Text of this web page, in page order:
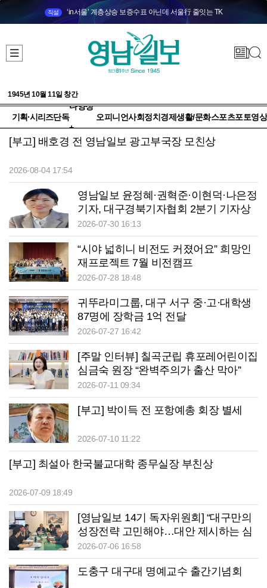
직설 ‘in서울’ 계층상승 보증수표 아닌데 서울行 줄잇는 TK
1945년 10월 11일 창간
기획·시리즈단독
다양성
+
오피니언사회정치 경제생활/문화스포츠포토영상
[부고] 배호경 전 영남일보 광고부국장 모친상
2026-08-04 17:54
영남일보 윤정혜·권혁준·이현덕·나은정
기자, 대구경북기자협회 2분기 기자상
2026-07-30 16:13
“시야 넓히니 비전도 커졌어요” 희망인
재프로젝트 7월 비전캠프
2026-07-28 18:48
귀뚜라미그룹, 대구 서구 중·고·대학생
87명에 장학금 1억 전달
2026-07-27 16:42
[주말 인터뷰] 칠곡군립 휴포레어린이집
심금숙 원장 “완벽주의가 출산 막아”
2026-07-11 09:34
[부고] 박이득 전 포항예총 회장 별세
2026-07-10 11:22
[부고] 최설아 한국불교대학 종무실장 부친상
2026-07-09 18:49
[영남일보 14기 독자위원회] “대구만의
성장전략 고민해야…대안 제시하는 심
층보도 기대”
2026-07-06 16:58
도충구 대구대 명예교수 출간기념회